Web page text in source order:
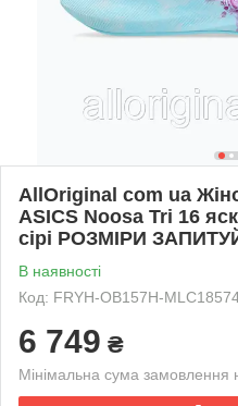
AllOriginal com ua
ASICS Noosa Tri 16
сірі РОЗМІРИ
В наявності
Код: FRYH-OB157H-
6 749 ₴
Мінімальна сума замовлення